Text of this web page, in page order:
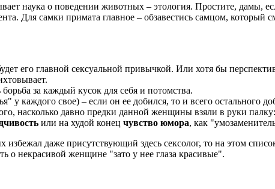
наука о поведении животных – этология. Простите, дамы,
Для самки примата главное – обзавестись самцом, который
его главной сексуальной привычкой. Или хотя бы
за каждый кусок для себя и потомства.
у каждого свое) – если он ее добился, то и всего остального
насколько давно предки данной женщины взяли в руки
или на худой конец чувство юмора, как
избежал даже присутствующий здесь сексолог, то на этом
о некрасивой женщине "зато у нее глаза красивые".